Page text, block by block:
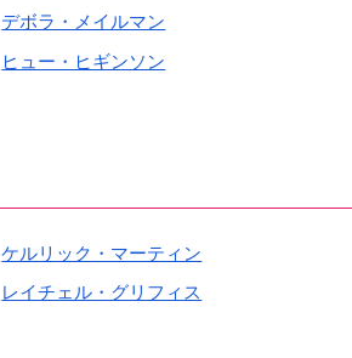
デボラ・メイルマン
ヒュー・ヒギンソン
ケルリック・マーティン
レイチェル・グリフィス